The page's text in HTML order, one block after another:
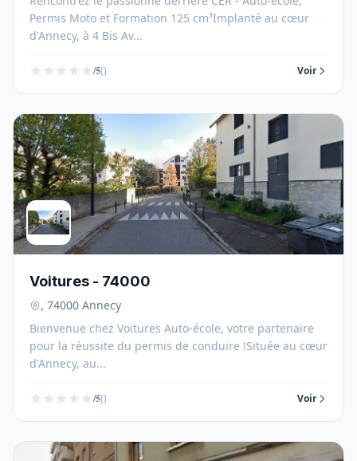
Permis Moto et Formation 125 cm³Implanté au cœur
d'Annecy, à 4 Bis Av...
/5() Voir
Voitures - 74000
, 74000 Annecy
Bienvenue chez Voitures Auto-école, votre partenaire
pour la réussite du permis de conduire !Située au cœur
d'Annecy, au...
/5() Voir